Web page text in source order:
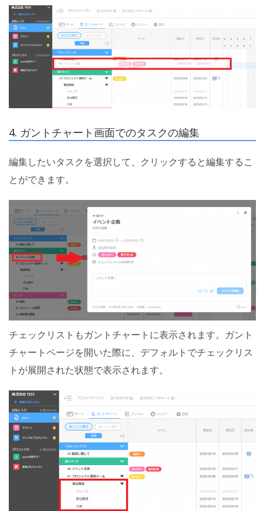
4. ガントチャート画面でのタスクの編集
編集したいタスクを選択して、クリックすると編集するこ
とができます。
チェックリストもガントチャートに表示されます。ガント
チャートページを開いた際に、デフォルトでチェックリス
トが展開された状態で表示されます。